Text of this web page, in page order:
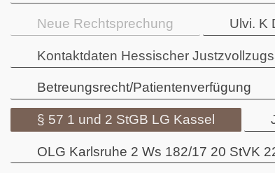
Neue Rechtsprechung Ulvi. K
Kontaktdaten Hessischer
Betreungsrecht/Patientenverfügung
§ 57 1 und 2 StGB LG Kassel
OLG Karlsruhe 2 Ws 182/17 20 StVK